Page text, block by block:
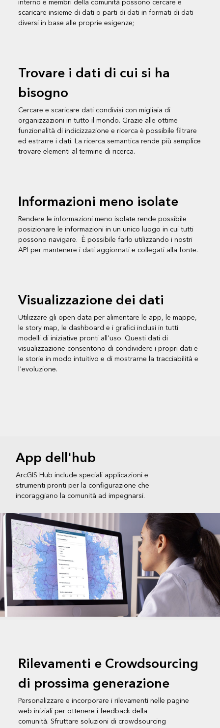
scaricare insieme di dati o parti di dati in formati di dati
diversi in base alle proprie esigenze;
Trovare i dati di cui si ha
bisogno
Cercare e scaricare dati condivisi con migliaia di
organizzazioni in tutto il mondo. Grazie alle ottime
funzionalità di indicizzazione e ricerca è possibile filtrare
ed estrarre i dati. La ricerca semantica rende più semplice
trovare elementi al termine di ricerca.
Informazioni meno isolate
Rendere le informazioni meno isolate rende possibile
posizionare le informazioni in un unico luogo in cui tutti
possono navigare. È possibile farlo utilizzando i nostri
API per mantenere i dati aggiornati e collegati alla fonte.
Visualizzazione dei dati
Utilizzare gli open data per alimentare le app, le mappe,
le story map, le dashboard e i grafici inclusi in tutti
modelli di iniziative pronti all'uso. Questi dati di
visualizzazione consentono di condividere i propri dati e
le storie in modo intuitivo e di mostrarne la tracciabilità e
l'evoluzione.
App dell'hub
ArcGIS Hub include speciali applicazioni e
strumenti pronti per la configurazione che
incoraggiano la comunità ad impegnarsi.
Rilevamenti e Crowdsourcing
di prossima generazione
Personalizzare e incorporare i rilevamenti nelle pagine
web iniziali per ottenere i feedback della
comunità. Sfruttare soluzioni di crowdsourcing